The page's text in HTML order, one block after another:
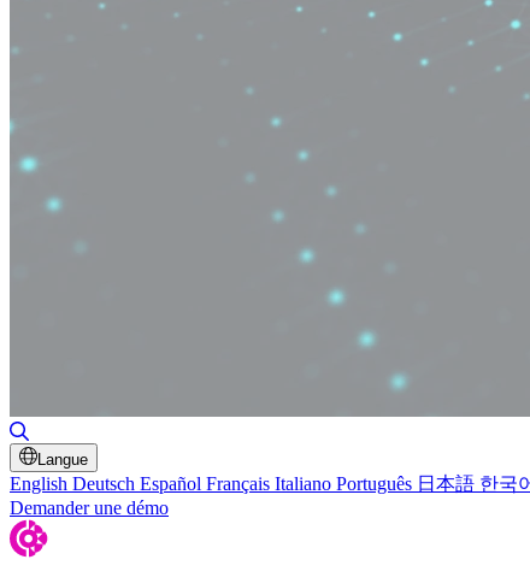
Langue
English Deutsch Español Français Italiano Português 日本語 한국
Demander une démo